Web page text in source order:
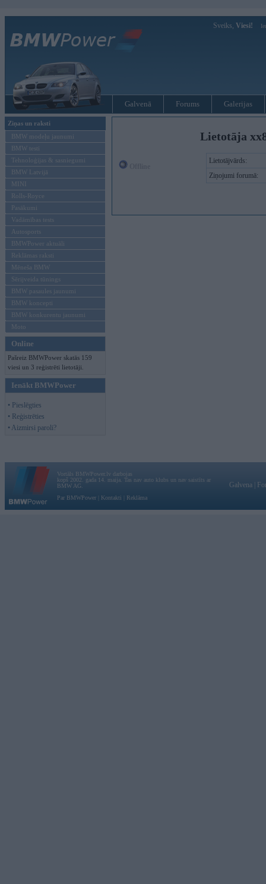
Sveiks, Viesi!
Galvenā Forums Galerijas
Ziņas un raksti
BMW modeļu jaunumi
BMW testi
Tehnoloģijas & sasniegumi
BMW Latvijā
MINI
Rolls-Royce
Pasākumi
Vadāmības tests
Autosports
BMWPower aktuāli
Reklāmas raksti
Mēneša BMW
Sērijveida tūnings
BMW pasaules jaunumi
BMW koncepti
BMW konkurentu jaunumi
Moto
Online
Pašreiz BMWPower skatās 159
viesi un 3 reģistrēti lietotāji.
Ienākt BMWPower
• Pieslēgties
• Reģistrēties
• Aizmirsi paroli?
Lietotāja
Lietotājvārds:
Ziņojumi forumā:
Vortāls BMWPower.lv darbojas
kopš 2002. gada 14. maija. Tas nav auto klubs un nav saistīts ar
BMW AG.
Par BMWPower
Kontakti Reklāma
Galvena